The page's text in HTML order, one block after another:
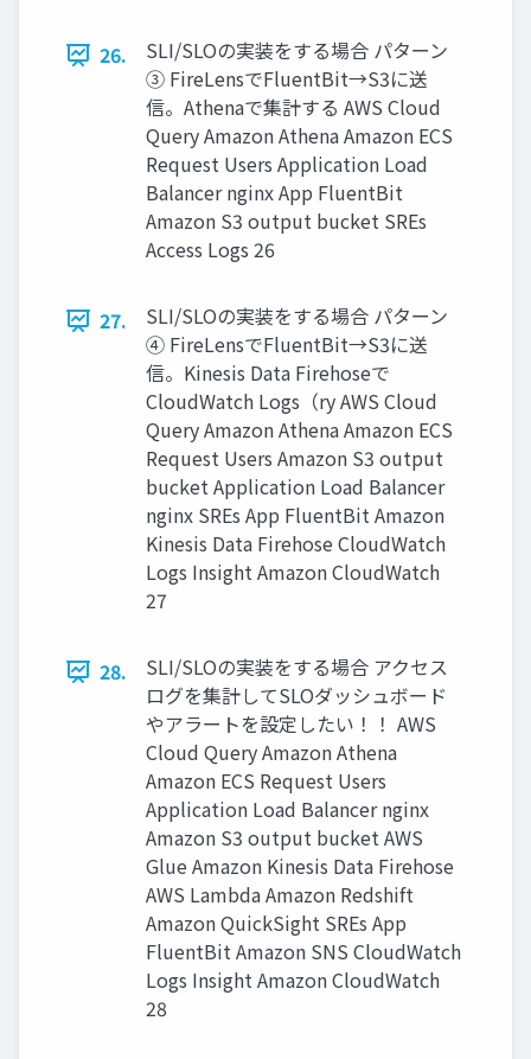
26.
SLI/SLOの実装をする場合 パターン
③ FireLensでFluentBit→S3に送
信。Athenaで集計する AWS Cloud
Query Amazon Athena Amazon ECS
Request Users Application Load
Balancer nginx App FluentBit
Amazon S3 output bucket SREs
Access Logs 26
27.
SLI/SLOの実装をする場合 パターン
④ FireLensでFluentBit→S3に送
信。Kinesis Data Firehoseで
CloudWatch Logs（ry AWS Cloud
Query Amazon Athena Amazon ECS
Request Users Amazon S3 output
bucket Application Load Balancer
nginx SREs App FluentBit Amazon
Kinesis Data Firehose CloudWatch
Logs Insight Amazon CloudWatch
27
28.
SLI/SLOの実装をする場合 アクセス
ログを集計してSLOダッシュボード
やアラートを設定したい！！ AWS
Cloud Query Amazon Athena
Amazon ECS Request Users
Application Load Balancer nginx
Amazon S3 output bucket AWS
Glue Amazon Kinesis Data Firehose
AWS Lambda Amazon Redshift
Amazon QuickSight SREs App
FluentBit Amazon SNS CloudWatch
Logs Insight Amazon CloudWatch
28